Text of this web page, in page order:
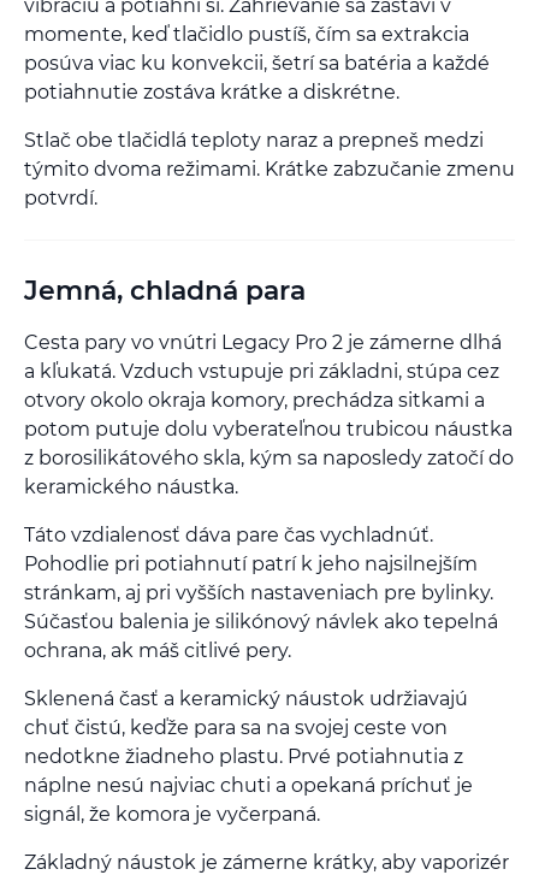
vibráciu a potiahni si. Zahrievanie sa zastaví v
momente, keď tlačidlo pustíš, čím sa extrakcia
posúva viac ku konvekcii, šetrí sa batéria a každé
potiahnutie zostáva krátke a diskrétne.
Stlač obe tlačidlá teploty naraz a prepneš medzi
týmito dvoma režimami. Krátke zabzučanie zmenu
potvrdí.
Jemná, chladná para
Cesta pary vo vnútri Legacy Pro 2 je zámerne dlhá
a kľukatá. Vzduch vstupuje pri základni, stúpa cez
otvory okolo okraja komory, prechádza sitkami a
potom putuje dolu vyberateľnou trubicou náustka
z borosilikátového skla, kým sa naposledy zatočí do
keramického náustka.
Táto vzdialenosť dáva pare čas vychladnúť.
Pohodlie pri potiahnutí patrí k jeho najsilnejším
stránkam, aj pri vyšších nastaveniach pre bylinky.
Súčasťou balenia je silikónový návlek ako tepelná
ochrana, ak máš citlivé pery.
Sklenená časť a keramický náustok udržiavajú
chuť čistú, keďže para sa na svojej ceste von
nedotkne žiadneho plastu. Prvé potiahnutia z
náplne nesú najviac chuti a opekaná príchuť je
signál, že komora je vyčerpaná.
Základný náustok je zámerne krátky, aby vaporizér